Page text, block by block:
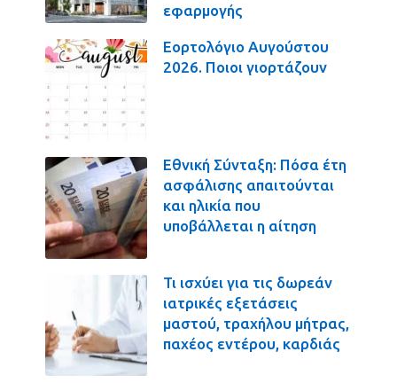
εφαρμογής
Εορτολόγιο Αυγούστου
2026. Ποιοι γιορτάζουν
Εθνική Σύνταξη: Πόσα έτη
ασφάλισης απαιτούνται
και ηλικία που
υποβάλλεται η αίτηση
Τι ισχύει για τις δωρεάν
ιατρικές εξετάσεις
μαστού, τραχήλου μήτρας,
παχέος εντέρου, καρδιάς